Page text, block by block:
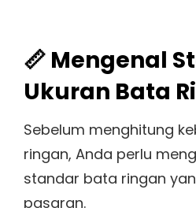
📏 Mengenal
Ukuran Bata
Sebelum menghitung
ringan, Anda perlu
standar bata ringan
pasaran.